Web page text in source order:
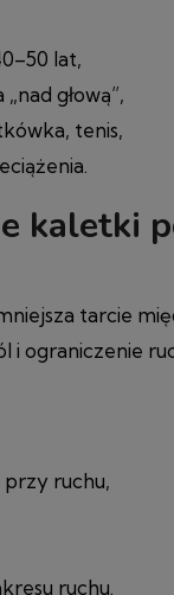
lat,
głową”,
tenis,
kaletki
tarcie
i ograniczenie
ruchu,
ruchu.